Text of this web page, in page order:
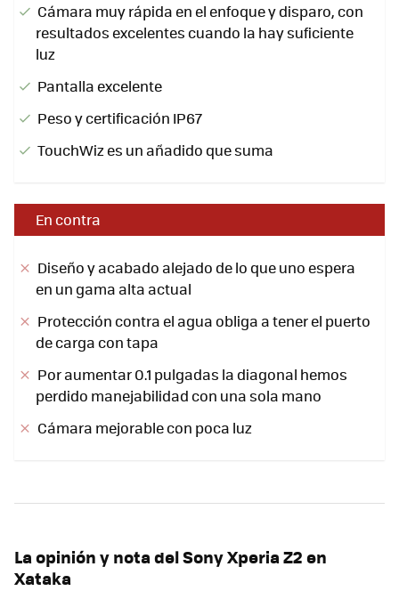
Cámara muy rápida en el enfoque y disparo, con
resultados excelentes cuando la hay suficiente
luz
Pantalla excelente
Peso y certificación IP67
TouchWiz es un añadido que suma
En contra
Diseño y acabado alejado de lo que uno espera
en un gama alta actual
Protección contra el agua obliga a tener el puerto
de carga con tapa
Por aumentar 0.1 pulgadas la diagonal hemos
perdido manejabilidad con una sola mano
Cámara mejorable con poca luz
La opinión y nota del Sony Xperia Z2 en
Xataka